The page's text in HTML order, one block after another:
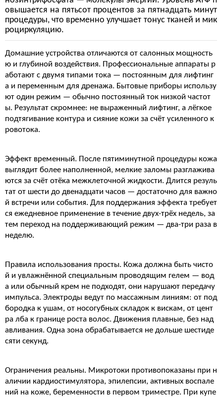
овышается на пятьсот процентов за пятнадцать минут
процедуры, что временно улучшает тонус тканей и мик
роциркуляцию.
Домашние устройства отличаются от салонных мощность
ю и глубиной воздействия. Профессиональные аппараты р
аботают с двумя типами тока — постоянным для лифтинг
а и переменным для дренажа. Бытовые приборы использу
ют один режим — обычно постоянный ток низкой частот
ы. Результат скромнее: не выраженный лифтинг, а лёгкое
подтягивание контура и сияние кожи за счёт усиленного к
ровотока.
Эффект временный. После пятиминутной процедуры кожа
выглядит более наполненной, мелкие заломы разглажива
ются за счёт отёка межклеточной жидкости. Длится резуль
тат от шести до двенадцати часов — достаточно для важно
й встречи или события. Для поддержания эффекта требует
ся ежедневное применение в течение двух-трёх недель, за
тем переход на поддерживающий режим — два-три раза в
неделю.
Правила использования просты. Кожа должна быть чисто
й и увлажнённой специальным проводящим гелем — вод
а или обычный крем не подходят, они нарушают передачу
импульса. Электроды ведут по массажным линиям: от под
бородка к ушам, от носогубных складок к вискам, от цент
ра лба к границе роста волос. Движения плавные, без над
авливания. Одна зона обрабатывается не дольше шестиде
сяти секунд.
Ограничения реальны. Микротоки противопоказаны при н
аличии кардиостимулятора, эпилепсии, активных воспале
ний на коже, беременности в первом триместре. При купе